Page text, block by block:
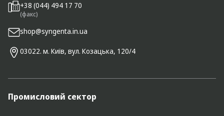
+38 (044) 494 17 70
(факс)
shop@syngenta.in.ua
03022. м. Київ, вул. Козацька, 120/4
Промисловий сектор